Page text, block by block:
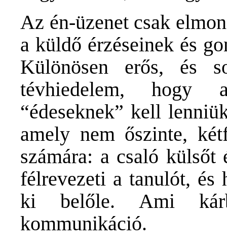
Az én-üzenet csak
a küldő érzéseinek és
Különösen erős, és
tévhiedelem, hogy
“édeseknek” kell
amely nem őszinte,
számára: a csaló
félrevezeti a tanulót, és
ki belőle. Ami
kommunikáció.